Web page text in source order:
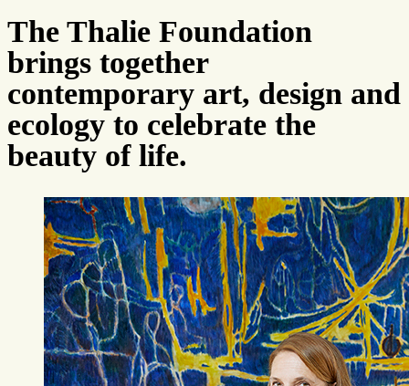
The Thalie Foundation
brings together
contemporary art, design and
ecology to celebrate the
beauty of life.